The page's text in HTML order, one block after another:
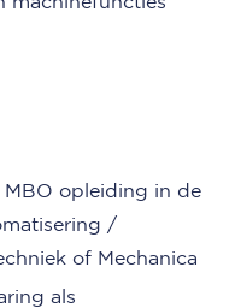
MBO opleiding in de
/
of Mechanica
als